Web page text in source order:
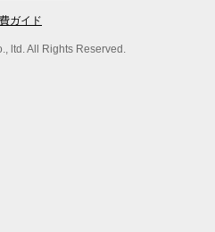
ガイド
ltd. All Rights Reserved.